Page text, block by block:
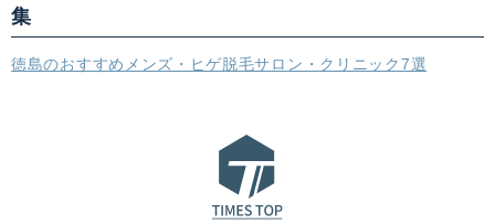
集
徳島のおすすめメンズ・ヒゲ脱毛サロン・クリニック7選